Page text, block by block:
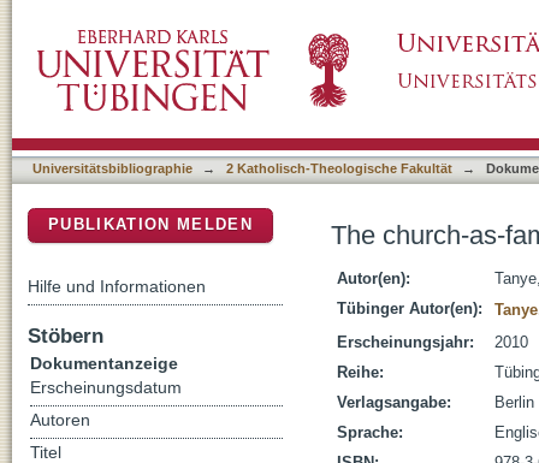
Universitätsbibliographie → 2 Katholisch-Theologische Fakultät →
The church-as-
Autor(en):
Tübinger Autor(en):
Erscheinungsjahr:
2010
Reihe:
Verlagsangabe:
Sprache:
PUBLIKATION MELDEN
Hilfe und Informationen
Stöbern
Dokumentanzeige
Erscheinungsdatum
Autoren
Titel